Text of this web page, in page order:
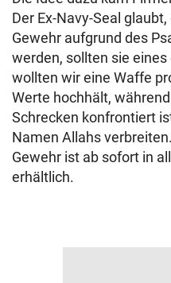
Der Ex-Navy-Seal
Gewehr aufgrund des
werden, sollten sie
wollten wir eine Waffe
Werte hochhält,
Schrecken konfrontiert
Namen Allahs
Gewehr ist ab sofort in
erhältlich.